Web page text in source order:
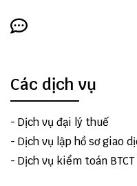
Các dịch vụ
- Dịch vụ đại lý thuế
- Dịch vụ lập hồ sơ giao
- Dịch vụ kiểm toán BTCT